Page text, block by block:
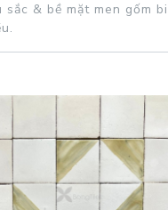
& bề mặt men gốm